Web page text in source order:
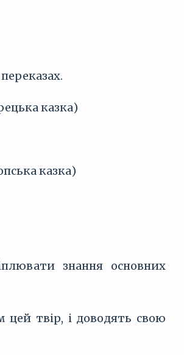
казка)
казка)
знання основних
цей твір, і доводять свою